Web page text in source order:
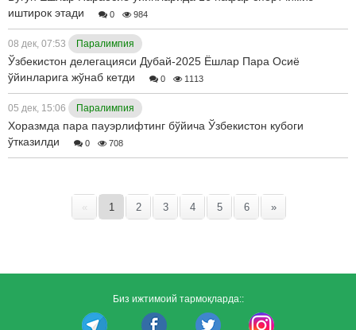
иштирок этади
0 984
08 дек, 07:53 Паралимпия
Ўзбекистон делегацияси Дубай-2025 Ёшлар Пара Осиё
ўйинларига жўнаб кетди
0 1113
05 дек, 15:06 Паралимпия
Хоразмда пара пауэрлифтинг бўйича Ўзбекистон кубоги
ўтказилди
0 708
« 1 2 3 4 5 6 »
Биз ижтимоий тармоқларда::